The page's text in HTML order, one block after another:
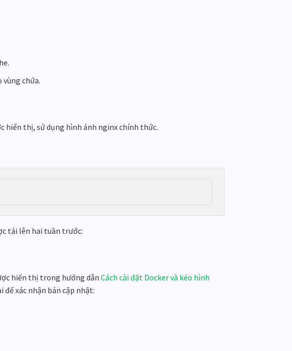
vùng chứa.
hiển thị, sử dụng hình ảnh nginx chính thức.
tải lên hai tuần trước:
hiển thị trong hướng dẫnCách cài đặt Docker và kéo hình
để xác nhận bản cập nhật: